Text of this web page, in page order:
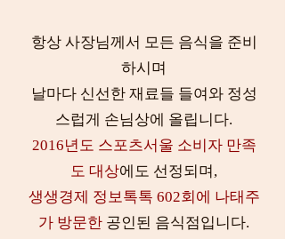
항상 사장님께서 모든 음식을 준비
하시며
날마다 신선한 재료들 들여와 정성
스럽게 손님상에 올립니다.
2016년도 스포츠서울 소비자 만족
도 대상에도 선정되며,
생생경제 정보톡톡 602회에 나태주
가 방문한 공인된 음식점입니다.